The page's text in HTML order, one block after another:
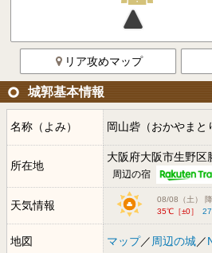
リア攻めマップ
城郭基本情報
名称（よみ） 岡山砦（おかやまと
所在地
大阪府大阪市生野区
周辺の宿
天気情報
08/08（土）
35℃［±0］
地図 マップ／ 周辺の城／